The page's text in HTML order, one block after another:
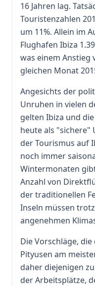
16 Jahren lag.
Touristenzahlen
um 11%. Allein im
Flughafen Ibiza
was einem Anstieg
gleichen Monat
Angesichts der
Unruhen in vielen
gelten Ibiza und
heute als "sichere"
der Tourismus auf
noch immer
Wintermonaten
Anzahl von
der traditionellen
Inseln müssen
angenehmen
Die Vorschläge,
Pityusen am
daher diejenigen
der Arbeitsplätze,